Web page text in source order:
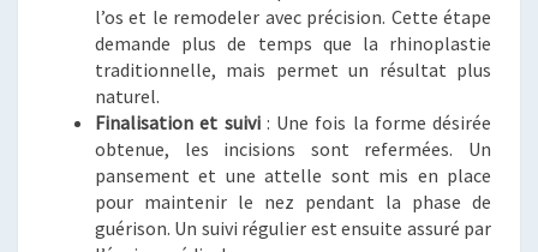
l’os et le remodeler avec précision. Cette étape
demande plus de temps que la rhinoplastie
traditionnelle, mais permet un résultat plus
naturel.
Finalisation et suivi: Une fois la forme désirée
obtenue, les incisions sont refermées. Un
pansement et une attelle sont mis en place
pour maintenir le nez pendant la phase de
guérison. Un suivi régulier est ensuite assuré par